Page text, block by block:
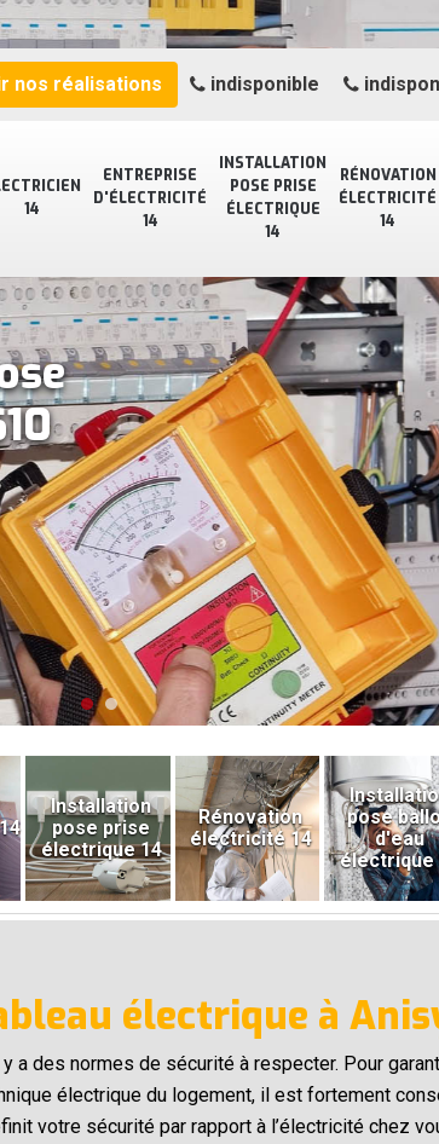
14
ENTREPRISE
D'ÉLECTRICITÉ
14
INSTALLATION
POSE PRISE
ÉLECTRIQUE
14
RÉNOVATION
ÉLECTRICITÉ
14
nos réalisations indisponible
Installation
pose prise
électrique 14
Rénovation
électricité 14
pose
d'eau
électrique
électrique à
a des normes de sécurité à respecter. Pour
électrique du logement, il est fortement
votre sécurité par rapport à l’électricité chez